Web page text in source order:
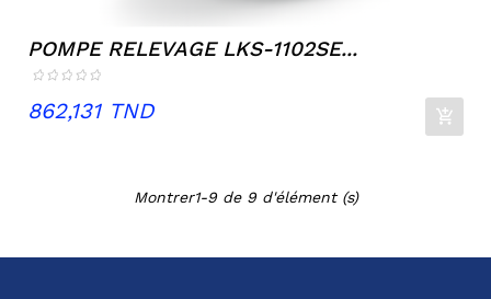
POMPE RELEVAGE LKS-1102SE...
Prix
862,131 TND
Montrer1-9 de 9 d'élément (s)